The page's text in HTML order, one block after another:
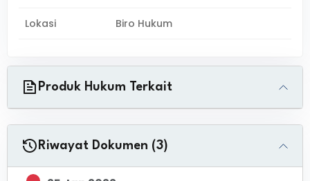
Lokasi Biro Hukum
Produk Hukum Terkait
Riwayat Dokumen (3)